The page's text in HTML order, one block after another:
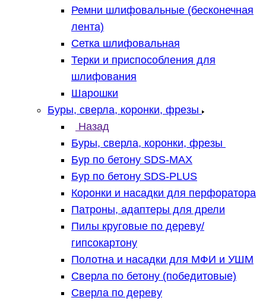
Ремни шлифовальные (бесконечная
лента)
Сетка шлифовальная
Терки и приспособления для
шлифования
Шарошки
Буры, сверла, коронки, фрезы
Назад
Буры, сверла, коронки, фрезы
Бур по бетону SDS-MAX
Бур по бетону SDS-PLUS
Коронки и насадки для перфоратора
Патроны, адаптеры для дрели
Пилы круговые по дереву/
гипсокартону
Полотна и насадки для МФИ и УШМ
Сверла по бетону (победитовые)
Сверла по дереву